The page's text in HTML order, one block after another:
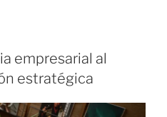
empresarial al
estratégica